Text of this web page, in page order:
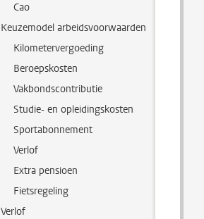
Cao
Keuzemodel arbeidsvoorwaarden
Kilometervergoeding
Beroepskosten
Vakbondscontributie
Studie- en opleidingskosten
Sportabonnement
Verlof
Extra pensioen
Fietsregeling
Verlof